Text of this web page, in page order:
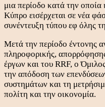
μια περίοδο κατά την
Κύπρο εισέρχεται σε νέα
συνέντευξη τύπου εφ όλης
Μετά την περίοδο έντονης
πληροφορικής,
έργων και του RRF, ο
την απόδοση των
συστημάτων και τη
πολίτη και την οικονομία.